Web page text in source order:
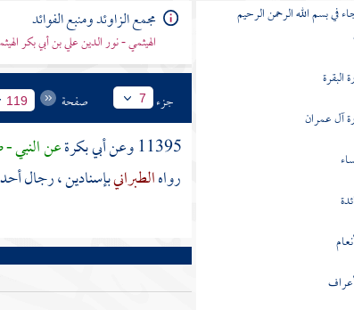
في بسم الله الرحمن الرحيم
آل عمران
مجمع الزاوئد ومنبع الفوائد
الهيثمي - نور الدين علي بن أبي بكر
جزء 7 صفحة 119
11395 وعن أبي بكرةعن النبي
رواهالطبرانيبإسنادين ، رجال